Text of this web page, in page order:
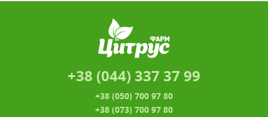
+38 (044) 337 37 99
+38 (050) 700 97 80
+38 (073) 700 97 80